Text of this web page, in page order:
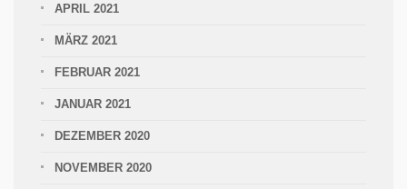
APRIL 2021
MÄRZ 2021
FEBRUAR 2021
JANUAR 2021
DEZEMBER 2020
NOVEMBER 2020